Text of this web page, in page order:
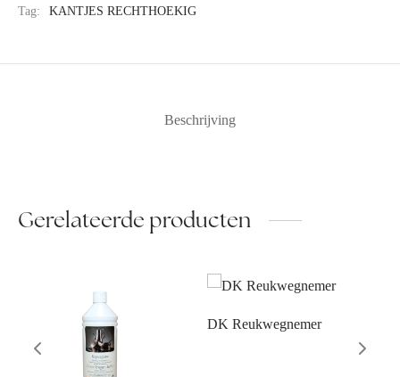
Tag:
KANTJES RECHTHOEKIG
Beschrijving
Gerelateerde producten
DK Reukwegnemer